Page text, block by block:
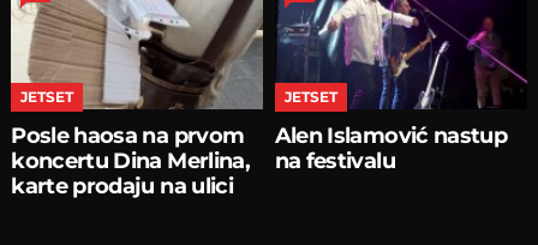
JETSET
Posle haosa na prvom
koncertu Dina Merlina,
karte prodaju na ulici
JETSET
Alen Islamović nastup
na festivalu